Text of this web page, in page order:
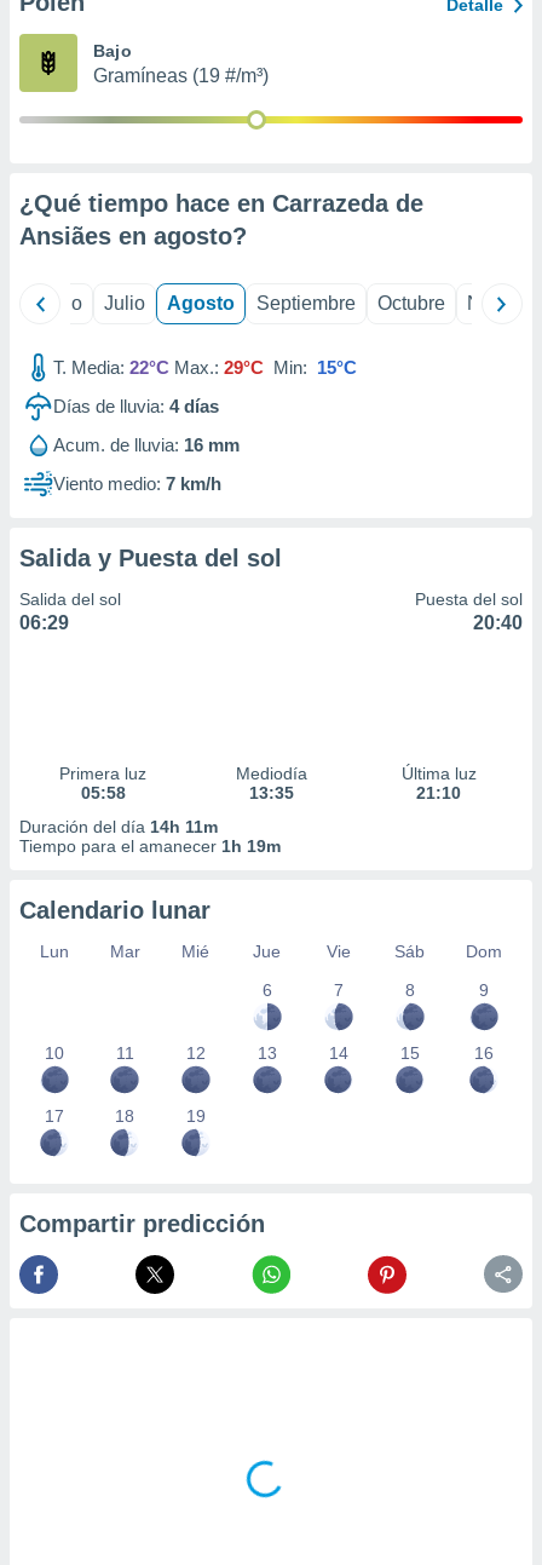
publicidad
1199
Detalle
Bajo
Gramíneas (19 #/m³)
¿Qué tiempo hace en Carrazeda de
Ansiães en agosto?
Junio Julio Agosto Septiembre Octubre
T. Media: 22°C Max.: 29°C Min: 15°C
Días de lluvia: 4días
Acum. de lluvia: 16 mm
Viento medio: 7 km/h
Salida y Puesta del sol
Salida del sol
06:29
Puesta del sol
20:40
Primera luz
05:58
Mediodía
13:35
Última luz
21:10
Duración del día 14h 11m
Tiempo para el amanecer 1h 19m
Calendario lunar
Lun Mar Mié Jue Vie Sáb
Dom
6
7 8 9
10 11 12 13 14 15 16
17 18 19
Compartir predicción